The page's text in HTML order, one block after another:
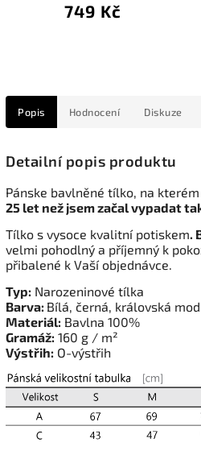
749 Kč
Popis Hodnocení Diskuze
Detailní popis produktu
Pánske bavlněné tílko, na
25 let než jsem začal vypadat
Tílko s vysoce kvalitní potiskem.
velmi pohodlný a příjemný k
přibalené k Vaší objednávce.
Typ: Narozeninové tílka
Barva: Bílá, černá, královská
Materiál: Bavlna 100%
Gramáž: 160 g / m²
Výstřih: O-výstřih